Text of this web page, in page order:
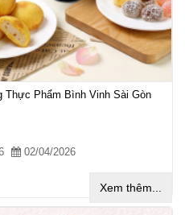
Thực Phẩm Bình Vinh Sài Gòn
02/04/2026
Xem thêm...